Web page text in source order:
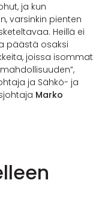
ja kun
varsinkin pienten
Heillä ei
päästä osaksi
joissa isommat
ja Sähkö- ja
Marko